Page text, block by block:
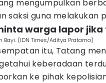
mengumpulkan
saksi guna melakukan
warga lapor
Bayi. (IDN Times/Aditya Pratama)
itu, Tatang
keberadaan
ke pihak